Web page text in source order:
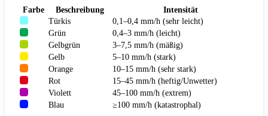
Farbe Beschreibung
Intensität
Türkis
0,1–0,4 mm/h (sehr leicht)
Grün
0,4–3 mm/h (leicht)
Gelbgrün
3–7,5 mm/h (mäßig)
Gelb
5–10 mm/h (stark)
Orange
10–15 mm/h (sehr stark)
Rot
15–45 mm/h (heftig/Unwetter)
Violett
45–100 mm/h (extrem)
Blau
≥100 mm/h (katastrophal)